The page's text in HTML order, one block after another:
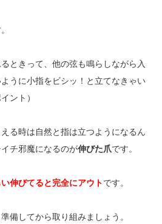
ときって、他の弦も鳴らしながら入
うに小指をビシッ！と立てなきゃい
ント）
る時は自然と指は立つようになるん
チ邪魔になるのが伸びた爪です。
伸びてると完全にアウトです。
備してから取り組みましょう。